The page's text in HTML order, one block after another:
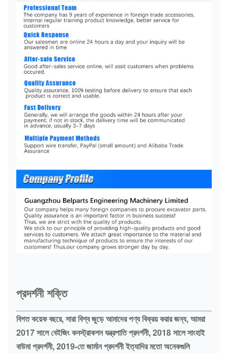
প্রদর্শনী শক্তি
বিগত কয়েক বছরে, সারা বিশ্ব জুড়ে আমাদের পণ্য বিক্রয় করার জন্য, আমরা
2017 সালে বেইজিং কনস্ট্রাকশন যন্ত্রপাতি প্রদর্শনী, 2018 সালে সাংহাই
বাউমা প্রদর্শনী, 2019-তে জার্মান প্রদর্শনী ইত্যাদির মতো অনেকগুলি